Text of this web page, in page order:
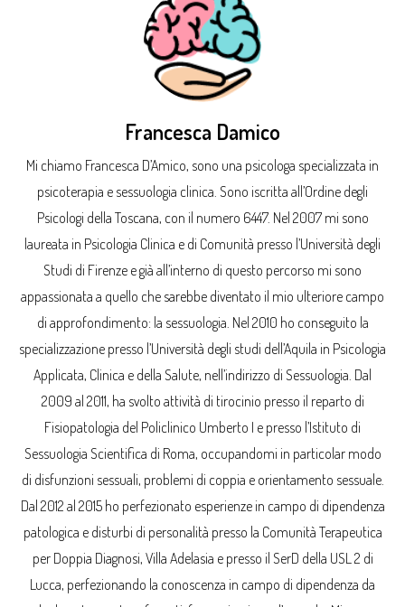
Francesca Damico
Mi chiamo Francesca D’Amico, sono una psicologa specializzata in
psicoterapia e sessuologia clinica. Sono iscritta all’Ordine degli
Psicologi della Toscana, con il numero 6447. Nel 2007 mi sono
laureata in Psicologia Clinica e di Comunità presso l’Università degli
Studi di Firenze e già all’interno di questo percorso mi sono
appassionata a quello che sarebbe diventato il mio ulteriore campo
di approfondimento: la sessuologia. Nel 2010 ho conseguito la
specializzazione presso l’Università degli studi dell’Aquila in Psicologia
Applicata, Clinica e della Salute, nell’indirizzo di Sessuologia. Dal
2009 al 2011, ha svolto attività di tirocinio presso il reparto di
Fisiopatologia del Policlinico Umberto I e presso l’Istituto di
Sessuologia Scientifica di Roma, occupandomi in particolar modo
di disfunzioni sessuali, problemi di coppia e orientamento sessuale.
Dal 2012 al 2015 ho perfezionato esperienze in campo di dipendenza
patologica e disturbi di personalità presso la Comunità Terapeutica
per Doppia Diagnosi, Villa Adelasia e presso il SerD della USL 2 di
Lucca, perfezionando la conoscenza in campo di dipendenza da